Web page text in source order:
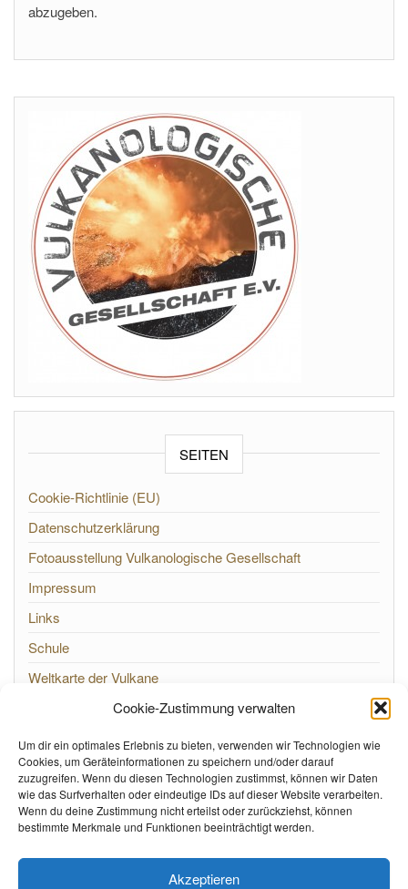
Cookie-Zustimmung verwalten
Um dir ein optimales Erlebnis zu bieten, verwenden wir Technologien wie
Cookies, um Geräteinformationen zu speichern und/oder darauf
zuzugreifen. Wenn du diesen Technologien zustimmst, können wir Daten
wie das Surfverhalten oder eindeutige IDs auf dieser Website verarbeiten.
Wenn du deine Zustimmung nicht erteilst oder zurückziehst, können
bestimmte Merkmale und Funktionen beeinträchtigt werden.
Akzeptieren
abzugeben.
SEITEN
Cookie-Richtlinie (EU)
Datenschutzerklärung
Fotoausstellung Vulkanologische Gesellschaft
Impressum
Links
Schule
Weltkarte der Vulkane
META
Anmelden